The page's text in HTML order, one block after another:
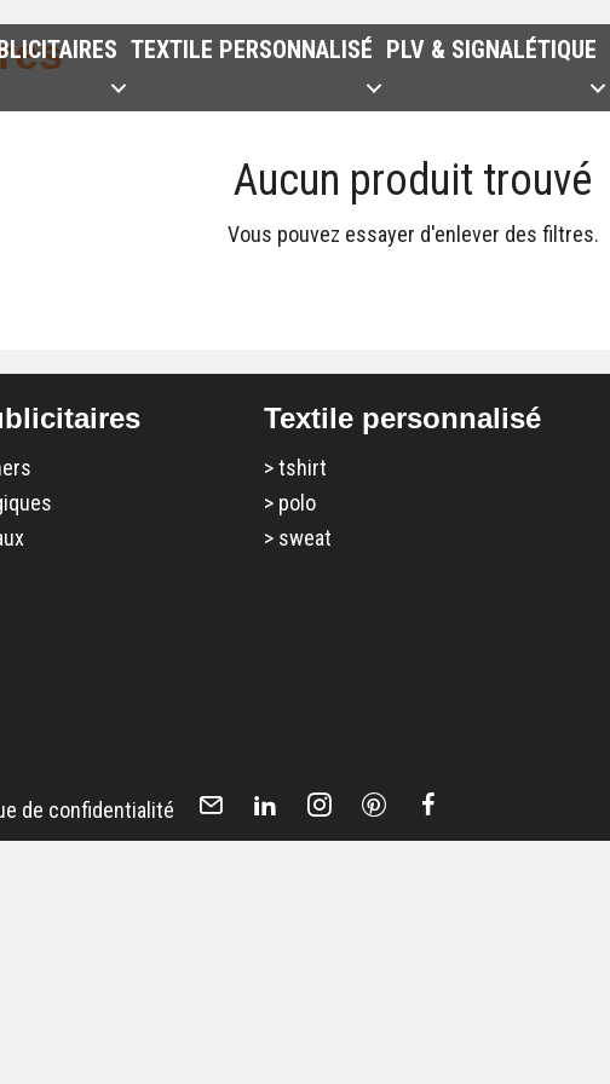
TEXTILE PERSONNALISÉ PLV & SIGNALÉTIQUE
Aucun produit trouvé
Vous pouvez essayer d'enlever des filtres.
Textile personnalisé
>tshirt
> polo
> sweat
de confidentialité